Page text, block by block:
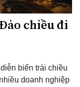
chiều đi
biến trái chiều
doanh nghiệp